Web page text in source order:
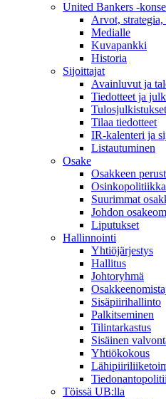
United Bankers -
Arvot,
Medialle
Kuvapankki
Historia
Sijoittajat
Avainluvut ja
Tiedotteet ja
Tilaa tiedotteet
IR-kalenteri ja
Listautuminen
Osake
Osakkeen
Osinkopolitiikka
Suurimmat
Johdon
Liputukset
Hallinnointi
Yhtiöjärjestys
Hallitus
Johtoryhmä
Sisäpiirihallinto
Palkitseminen
Tilintarkastus
Sisäinen
Yhtiökokous
Töissä UB:lla